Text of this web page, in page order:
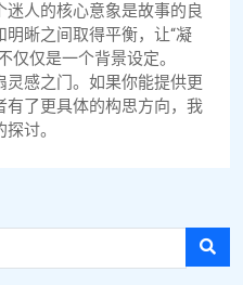
迷人的核心意象是故事的良
晰之间取得平衡，让“凝
仅仅是一个背景设定。
感之门。如果你能提供更
有了更具体的构思方向，我
讨。